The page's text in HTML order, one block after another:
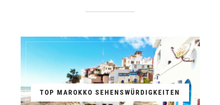
TOP MAROKKO SEHENSWÜRDIGKEITEN